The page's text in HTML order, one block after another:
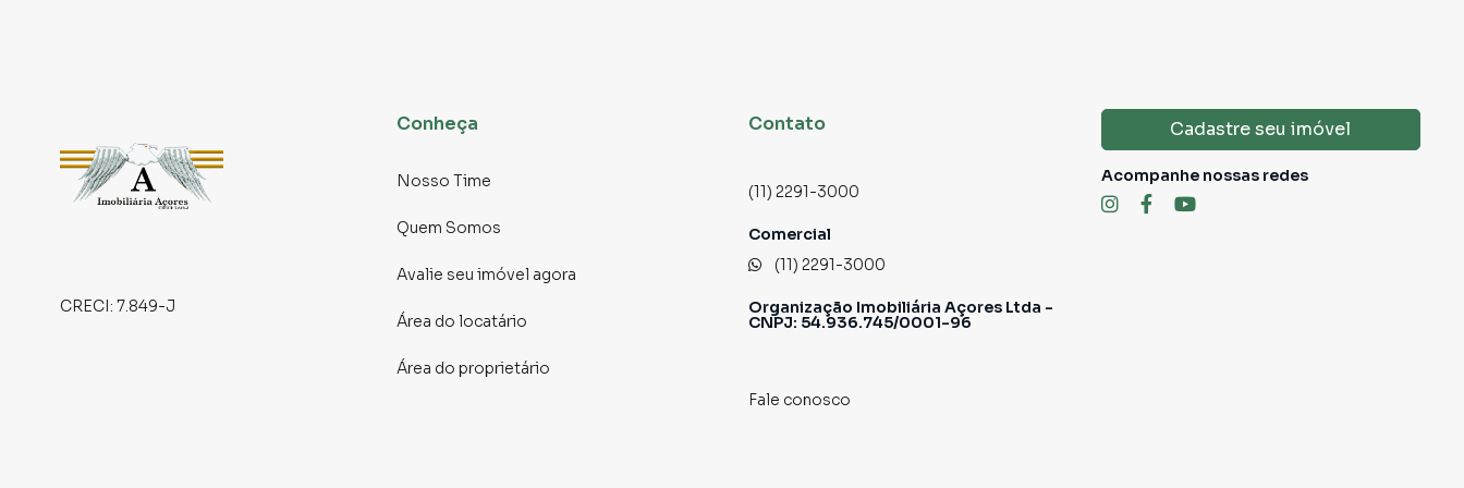
Este imóvel é muito mais do que uma simples residência; é um investimento em qualidade de vida. Não
perca a oportunidade de tornar este espaço único seu novo lar.Agende uma visita hoje mesmo e
prepare-se para dar o próximo passo rumo a uma vida de conforto, conveniência e elegância.
📲 Contato para Ligações ou WhatsApp
Sujeito a alteração sem aviso prévio.
CRECI: 7.849-J
Conheça
Nosso Time
Quem Somos
Avalie seu imóvel agora
Área do locatário
Área do proprietário
Contato
(11) 2291-3000
Comercial
(11) 2291-3000
Organização Imobiliária Açores Ltda -
CNPJ: 54.936.745/0001-96
Fale conosco
Cadastre seu imóvel
Acompanhe nossas redes